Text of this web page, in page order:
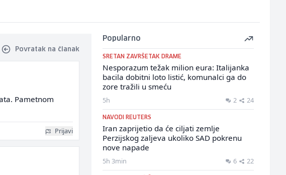
Povratak na članak
Pametnom
Prijavi
Popularno
SRETAN ZAVRŠETAK DRAME
Nesporazum težak milion eura: Italijanka
bacila dobitni loto listić, komunalci ga do
zore tražili u smeću
5h 2 24
NAVODI REUTERS
Iran zaprijetio da će ciljati zemlje
Perzijskog zaljeva ukoliko SAD pokrenu
nove napade
5h 3min 6 22